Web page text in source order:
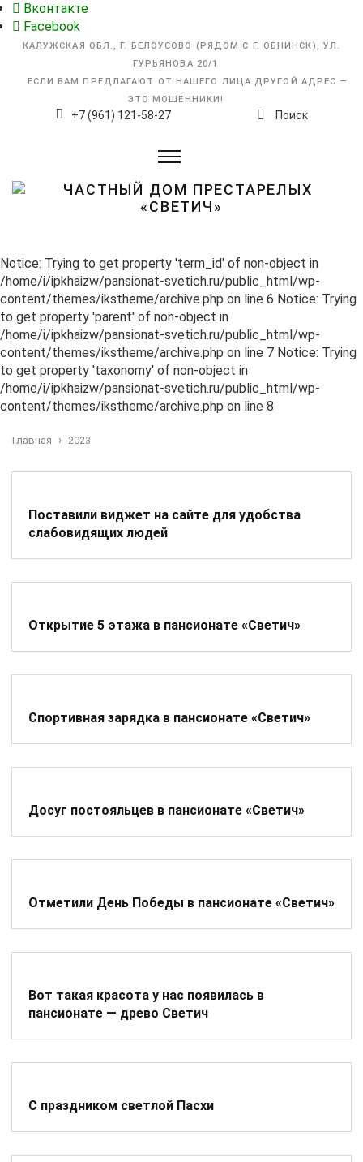
Вконтакте
Facebook
КАЛУЖСКАЯ ОБЛ., Г. БЕЛОУСОВО (РЯДОМ С Г. ОБНИНСК), УЛ.
ГУРЬЯНОВА 20/1
ЕСЛИ ВАМ ПРЕДЛАГАЮТ ОТ НАШЕГО ЛИЦА ДРУГОЙ АДРЕС —
ЭТО МОШЕННИКИ!
+7 (961) 121-58-27 Поиск
Notice: Trying to get property 'term_id' of non-object in
/home/i/ipkhaizw/pansionat-svetich.ru/public_html/wp-
content/themes/ikstheme/archive.php on line 6 Notice: Trying
to get property 'parent' of non-object in
/home/i/ipkhaizw/pansionat-svetich.ru/public_html/wp-
content/themes/ikstheme/archive.php on line 7 Notice: Trying
to get property 'taxonomy' of non-object in
/home/i/ipkhaizw/pansionat-svetich.ru/public_html/wp-
content/themes/ikstheme/archive.php on line 8
Главная › 2023
Поставили виджет на сайте для удобства
слабовидящих людей
Открытие 5 этажа в пансионате «Светич»
Спортивная зарядка в пансионате «Светич»
Досуг постояльцев в пансионате «Светич»
Отметили День Победы в пансионате «Светич»
Вот такая красота у нас появилась в
пансионате — древо Светич
С праздником светлой Пасхи